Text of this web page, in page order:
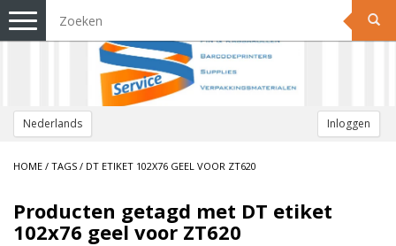
Nederlands Inloggen
Toggle
navigation
HOME / TAGS / DT ETIKET 102X76 GEEL VOOR ZT620
Producten getagd met DT etiket
102x76 geel voor ZT620